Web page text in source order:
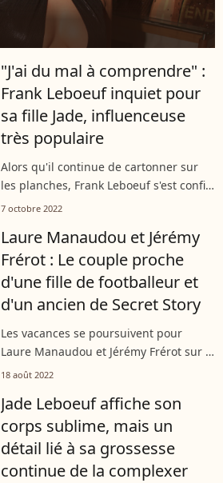
"J'ai du mal à comprendre" :
Frank Leboeuf inquiet pour
sa fille Jade, influenceuse
très populaire
Alors qu'il continue de cartonner sur
les planches, Frank Leboeuf s'est confié
dans "Ici Paris" sur sa relation avec sa
influenceuse de renom sur...
7 octobre 2022
Laure Manaudou et Jérémy
Frérot : Le couple proche
d'une fille de footballeur et
d'un ancien de Secret Story
Les vacances se poursuivent pour
Laure Manaudou et Jérémy Frérot sur le
bassin d'Arcachon. Ils viennent tout
très célèbres venus avec leur enfant.
18 août 2022
Jade Leboeuf affiche son
corps sublime, mais un
détail lié à sa grossesse
continue de la complexer